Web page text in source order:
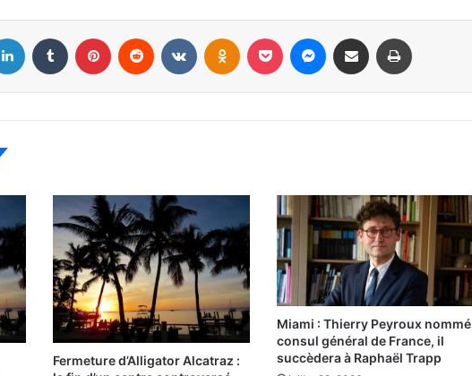
Fermeture d’Alligator Alcatraz :
Miami : Thierry Peyroux nommé
consul général de France, il
succèdera à Raphaël Trapp